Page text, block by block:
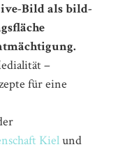
Bild als bild-
–
für eine
Kielund